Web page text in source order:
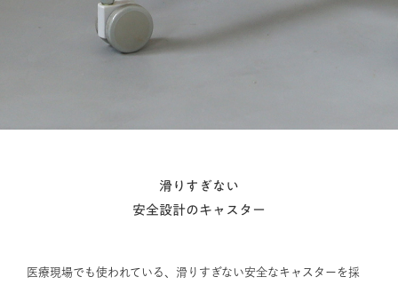
滑りすぎない
安全設計のキャスター
医療現場でも使われている、滑りすぎない安全なキャスターを採